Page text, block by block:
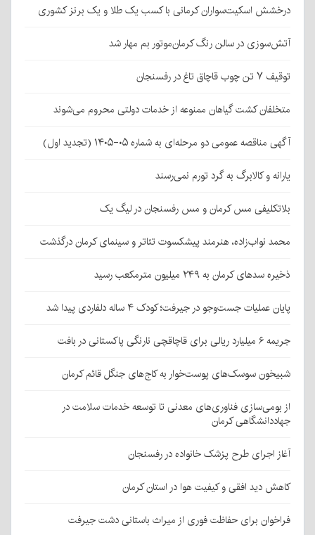
درخشش اسکیت‌سواران کرمانی با کسب یک طلا و یک برنز کشوری
آتش‌سوزی در سالن رنگ کرمان‌موتور بم مهار شد
توقیف ۷ تن چوب قاچاق تاغ در رفسنجان
متخلفان کشت گیاهان ممنوعه از خدمات دولتی محروم می‌شوند
آگهی مناقصه عمومی دو مرحله‌ای به شماره ۰۵-۱۴۰۵ (تجدید اول)
یارانه و کالابرگ به گرد تورم نمی‌رسند
بلاتکلیفی مس کرمان و مس رفسنجان در لیگ یک
محمد نواب‌زاده، هنرمند پیشکسوت تئاتر و سینمای کرمان درگذشت
ذخیره سدهای کرمان به ۲۴۹ میلیون مترمکعب رسید
پایان عملیات جست‌وجو در جیرفت؛ کودک ۴ ساله دلفاردی پیدا شد
جریمه ۶ میلیارد ریالی برای قاچاقچی نارنگی پاکستانی در بافت
شبیخون سوسک‌های پوست‌خوار به کاج‌های جنگل قائم کرمان
از بومی‌سازی فناوری‌های معدنی تا توسعه خدمات سلامت در
جهاددانشگاهی کرمان
آغاز اجرای طرح پزشک خانواده در رفسنجان
کاهش دید افقی و کیفیت هوا در استان کرمان
فراخوان برای حفاظت فوری از میراث باستانی دشت جیرفت